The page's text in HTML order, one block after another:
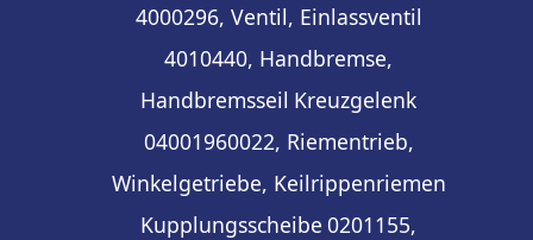
4000296, Ventil, Einlassventil
4010440, Handbremse,
Handbremsseil Kreuzgelenk
04001960022, Riementrieb,
Winkelgetriebe, Keilrippenriemen
Kupplungsscheibe 0201155,